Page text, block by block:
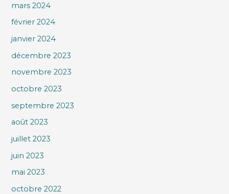
mars 2024
février 2024
janvier 2024
décembre 2023
novembre 2023
octobre 2023
septembre 2023
août 2023
juillet 2023
juin 2023
mai 2023
octobre 2022